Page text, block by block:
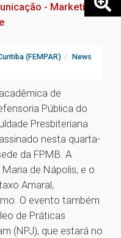
- Marketing
(FEMPAR) News
de
Pública do
Presbiteriana
nesta quarta-
da FPMB. A
Maria de Nápolis, e o
Amaral,
O evento também
de Práticas
(NPJ), que estará no